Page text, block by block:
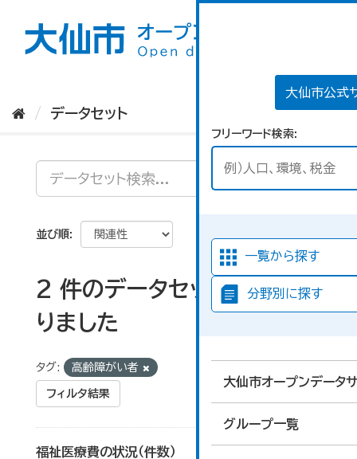
大仙市公式
フリーワード検索
一覧から探す
分野別に探す
大仙市オープンデータ
グループ一覧
データセット
並び順
2 件のデータセットが見つか
りました
タグ: 高齢障がい者
フィルタ結果
福祉医療費の状況（件数）